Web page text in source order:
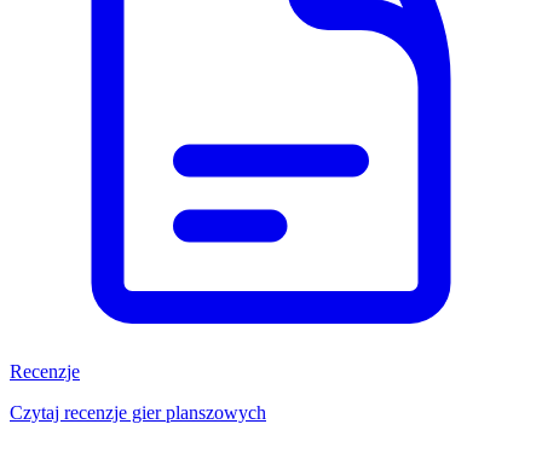
Recenzje
Czytaj recenzje gier planszowych